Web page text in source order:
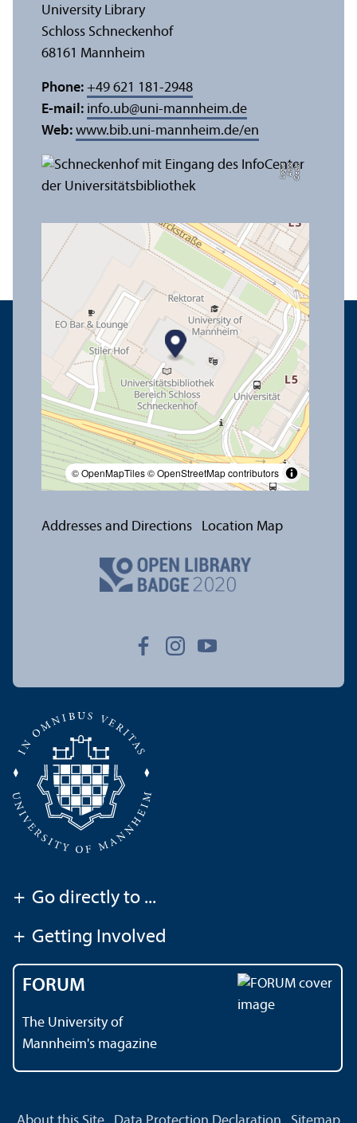
C
r
e
di
t:
A
n
n
a
L
o
g
u
e
© OpenMapTiles© OpenStreetMap contributors
University Library
Schloss Schneckenhof
68161 Mannheim
Phone: +49 621 181-2948
E-mail: info.ub@uni-mannheim.de
Web: www.bib.uni-mannheim.de/en
Addresses and Directions Location Map
+ Go directly to ...
+ Getting Involved
FORUM
The University of
Mannheim's magazine